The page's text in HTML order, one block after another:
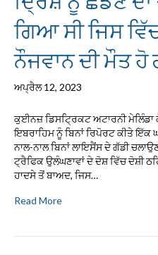
ਗਿਆ ਸੀ ਜਿਸ
ਨੌਜਵਾਨ ਦੀ ਮੌਤ ਹੋ
ਅਪ੍ਰੈਲ 12, 2023
ਕੁਈਨਜ਼ ਡਿਸਟ੍ਰਿਕਟ ਅਟਾਰਨੀ ਮੇਲਿੰਡਾ
ਇਬਰਾਹਿਮ ਨੂੰ ਬਿਨਾਂ ਰਿਪੋਰਟ ਕੀਤੇ ਇੱਕ
ਨਾਲ-ਨਾਲ ਬਿਨਾਂ ਲਾਇਸੈਂਸ ਦੇ ਗੱਡੀ
ਟ੍ਰੈਫਿਕ ਉਲੰਘਣਾਵਾਂ ਦੇ ਦੋਸ਼ ਵਿੱਚ ਦੋਸ਼ੀ
ਹਾਦਸੇ ਤੋਂ ਬਾਅਦ, ਜਿਸ…
Read More